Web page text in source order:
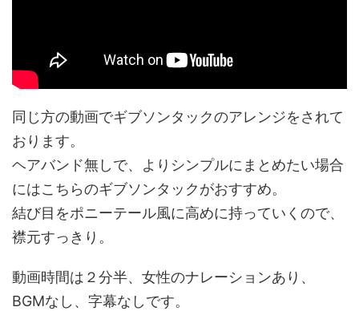
同じ方の動画でギブソンタックのアレンジをされて
おります。
ヘアバンド無しで、よりシンプルにまとめたい場合
にはこちらのギブソンタックがおすすめ。
結び目をポニーテール風に高めに持っていくので、
襟元すっきり。
動画時間は２分半、女性のナレーションあり、
BGMなし、字幕なしです。